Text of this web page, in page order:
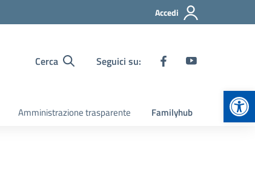
Accedi
Cerca Seguici su:
Amministrazione trasparente Familyhub